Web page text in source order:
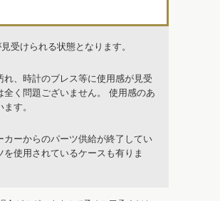
受けられる状態となります。
、時計のブレス等に使用感が見受
く問題ございません。 使用感のあ
す。
ーからのパーツ供給が終了してい
使用されているケースも有りま